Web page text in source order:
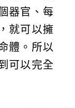
器官、每
就可以擁
體。所以
可以完全